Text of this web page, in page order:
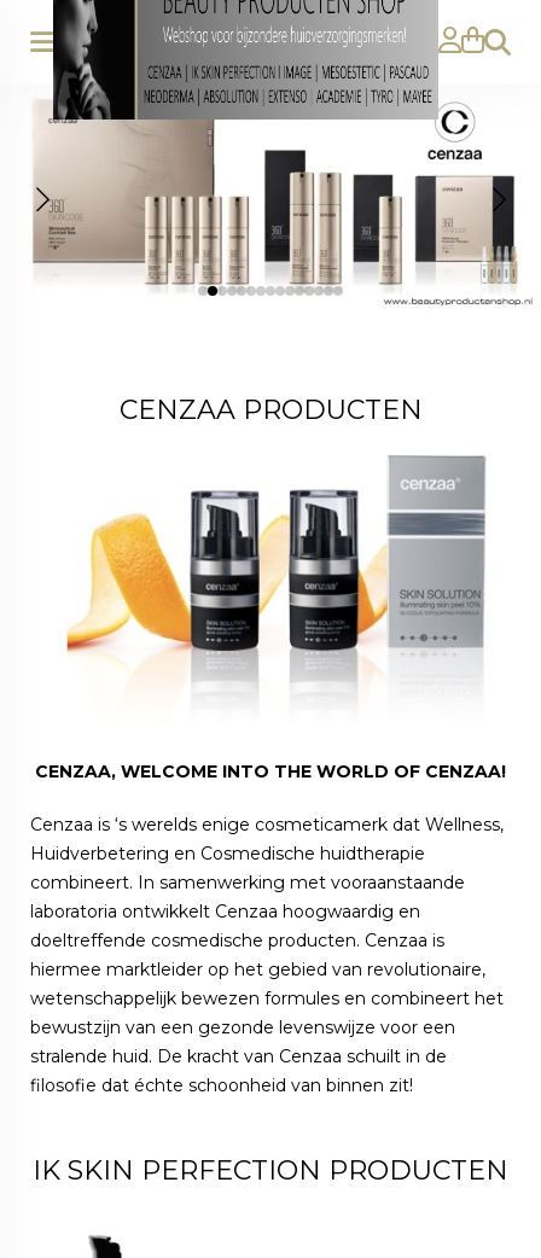
CENZAA PRODUCTEN
CENZAA, WELCOME INTO THE WORLD OF CENZAA!
Cenzaa is ‘s werelds enige cosmeticamerk dat Wellness,
Huidverbetering en Cosmedische huidtherapie
combineert. In samenwerking met vooraanstaande
laboratoria ontwikkelt Cenzaa hoogwaardig en
doeltreffende cosmedische producten. Cenzaa is
hiermee marktleider op het gebied van revolutionaire,
wetenschappelijk bewezen formules en combineert het
bewustzijn van een gezonde levenswijze voor een
stralende huid. De kracht van Cenzaa schuilt in de
filosofie dat échte schoonheid van binnen zit!
IK SKIN PERFECTION PRODUCTEN